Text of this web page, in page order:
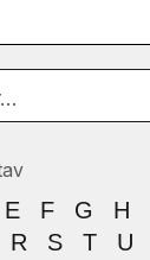
E F G H
R S T U